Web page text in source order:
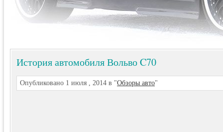
История автомобиля Вольво C70
Опубликовано 1 июля , 2014 в "Обзоры авто"